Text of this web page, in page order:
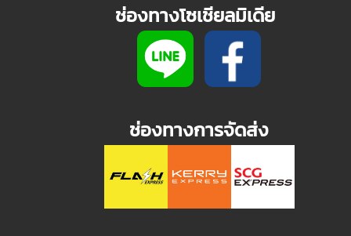
ช่องทางโซเชียลมิเดีย
ช่องทางการจัดส่ง